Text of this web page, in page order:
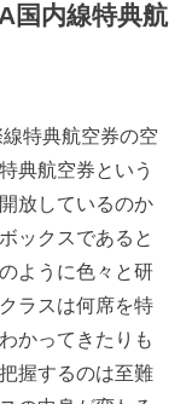
国内線特典航
特典航空券の空
典航空券という
放しているのか
ックスであると
ように色々と研
ラスは何席を特
かってきたりも
握するのは至難